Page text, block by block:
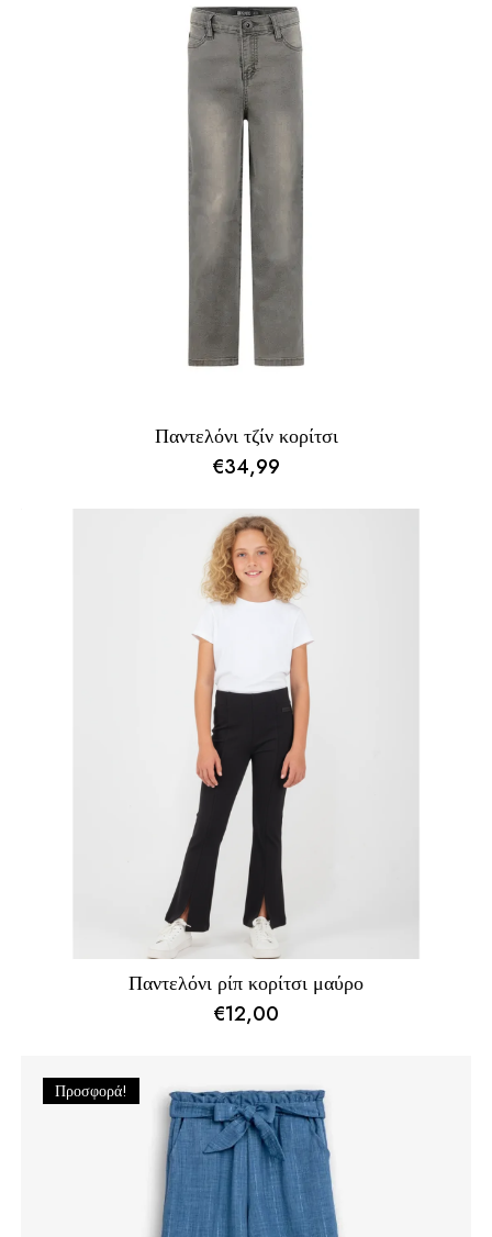
€28,00.
είναι:
€19,00.
Παντελόνι τζίν κορίτσι
€34,99
Παντελόνι ρίπ κορίτσι μαύρο
€12,00
Προσφορά!